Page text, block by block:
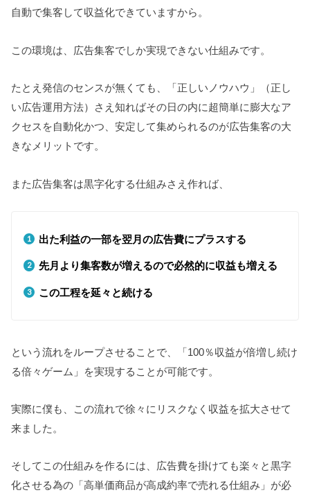
自動で集客して収益化できていますから。
この環境は、広告集客でしか実現できない仕組みです。
たとえ発信のセンスが無くても、「正しいノウハウ」（正し
い広告運用方法）さえ知ればその日の内に超簡単に膨大なア
クセスを自動化かつ、安定して集められるのが広告集客の大
きなメリットです。
また広告集客は黒字化する仕組みさえ作れば、
出た利益の一部を翌月の広告費にプラスする
先月より集客数が増えるので必然的に収益も増える
この工程を延々と続ける
という流れをループさせることで、「100％収益が倍増し続け
る倍々ゲーム」を実現することが可能です。
実際に僕も、この流れで徐々にリスクなく収益を拡大させて
来ました。
そしてこの仕組みを作るには、広告費を掛けても楽々と黒字
化させる為の「高単価商品が高成約率で売れる仕組み」が必